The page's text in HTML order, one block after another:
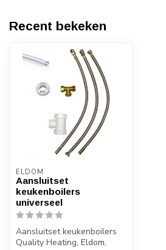
Recent bekeken
ELDOM
Aansluitset
keukenboilers
universeel
Aansluitset keukenboilers
Quality Heating, Eldom,